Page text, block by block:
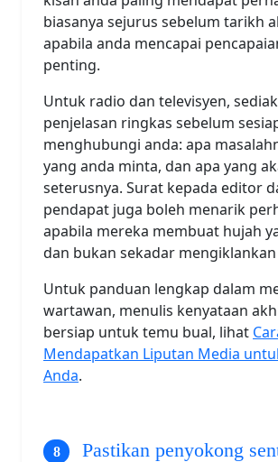
biasanya sejurus sebelum tarikh
apabila anda mencapai
penting.
Untuk radio dan televisyen,
penjelasan ringkas sebelum
menghubungi anda: apa
yang anda minta, dan apa yang
seterusnya. Surat kepada editor
pendapat juga boleh menarik
apabila mereka membuat hujah
dan bukan sekadar
Untuk panduan lengkap dalam
wartawan, menulis kenyataan
bersiap untuk temu bual, lihat
Mendapatkan Liputan Media
Anda.
Pastikan penyokong